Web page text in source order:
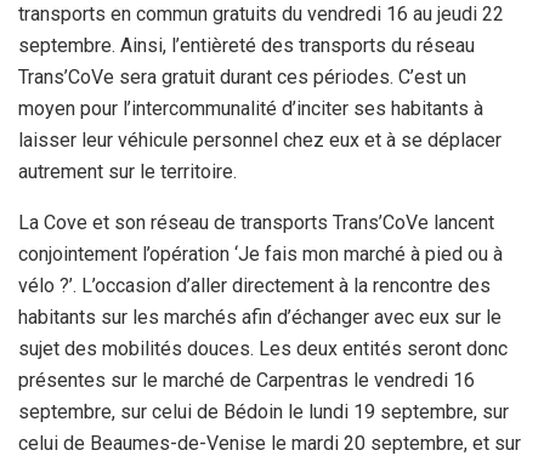
transports en commun gratuits du vendredi 16 au jeudi 22
septembre. Ainsi, l’entièreté des transports du réseau
Trans’CoVe sera gratuit durant ces périodes. C’est un
moyen pour l’intercommunalité d’inciter ses habitants à
laisser leur véhicule personnel chez eux et à se déplacer
autrement sur le territoire.
La Cove et son réseau de transports Trans’CoVe lancent
conjointement l’opération ‘Je fais mon marché à pied ou à
vélo ?’. L’occasion d’aller directement à la rencontre des
habitants sur les marchés afin d’échanger avec eux sur le
sujet des mobilités douces. Les deux entités seront donc
présentes sur le marché de Carpentras le vendredi 16
septembre, sur celui de Bédoin le lundi 19 septembre, sur
celui de Beaumes-de-Venise le mardi 20 septembre, et sur